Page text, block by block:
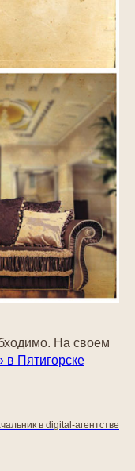
На своем
в Пятигорске
в digital-агентстве